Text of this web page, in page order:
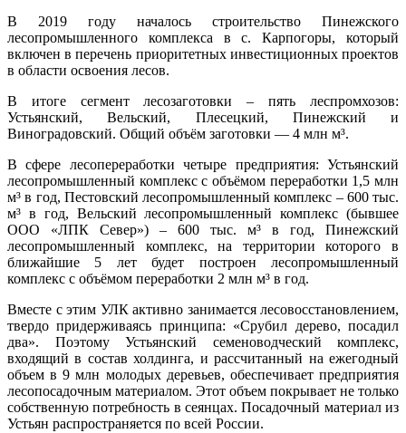
В 2019 году началось строительство Пинежского
лесопромышленного комплекса в с. Карпогоры, который
включен в перечень приоритетных инвестиционных проектов
в области освоения лесов.
В итоге сегмент лесозаготовки – пять леспромхозов:
Устьянский, Вельский, Плесецкий, Пинежский и
Виноградовский. Общий объём заготовки — 4 млн м³.
В сфере лесопереработки четыре предприятия: Устьянский
лесопромышленный комплекс с объёмом переработки 1,5 млн
м³ в год, Пестовский лесопромышленный комплекс – 600 тыс.
м³ в год, Вельский лесопромышленный комплекс (бывшее
ООО «ЛПК Север») – 600 тыс. м³ в год, Пинежский
лесопромышленный комплекс, на территории которого в
ближайшие 5 лет будет построен лесопромышленный
комплекс с объёмом переработки 2 млн м³ в год.
Вместе с этим УЛК активно занимается лесовосстановлением,
твердо придерживаясь принципа: «Срубил дерево, посадил
два». Поэтому Устьянский семеноводческий комплекс,
входящий в состав холдинга, и рассчитанный на ежегодный
объем в 9 млн молодых деревьев, обеспечивает предприятия
лесопосадочным материалом. Этот объем покрывает не только
собственную потребность в сеянцах. Посадочный материал из
Устьян распространяется по всей России.